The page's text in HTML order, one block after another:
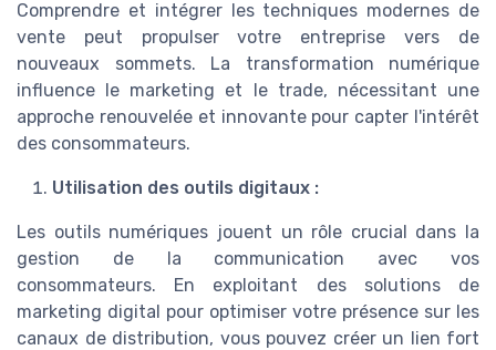
Comprendre et intégrer les techniques modernes de
vente peut propulser votre entreprise vers de
nouveaux sommets. La transformation numérique
influence le marketing et le trade, nécessitant une
approche renouvelée et innovante pour capter l'intérêt
des consommateurs.
Utilisation des outils digitaux :
Les outils numériques jouent un rôle crucial dans la
gestion de la communication avec vos
consommateurs. En exploitant des solutions de
marketing digital pour optimiser votre présence sur les
canaux de distribution, vous pouvez créer un lien fort